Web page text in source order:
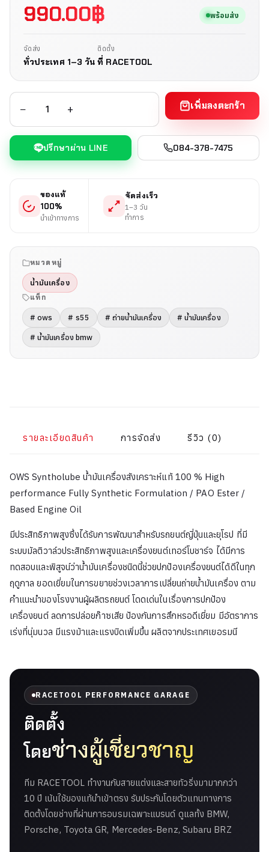
990.00฿ พร้อมส่ง
จัดส่ง
ทั่วประเทศ 1–3 วัน
ติดตั้ง
ที่ RACETOOL
− + เพิ่มลงตะกร้า
ปรึกษาผ่าน LINE 084-378-7475
ของแท้
100%
นำเข้าทางการ
จัดส่งเร็ว
1–3 วัน
ทำการ
หมวดหมู่
น้ำมันเครื่อง
แท็ก
# ows # s55 # ถ่ายน้ำมันเครื่อง # น้ำมันเครื่อง
# น้ำมันเครื่อง bmw
รายละเอียดสินค้า การจัดส่ง รีวิว (0)
OWS Syntholube น้ำมันเครื่องสังเคราะห์แท้ 100 % High
performance Fully Synthetic Formulation / PAO Ester /
Based Engine Oil
มีประสิทธิภาพสูงซึ่งได้รับการพัฒนาสำหรับรถยนต์ญี่ปุ่นและยุโรป ที่มี
ระบบมัลติวาล์วประสิทธิภาพสูงและเครื่องยนต์เทอร์โบชาร์จ ได้มีการ
ทดสอบและพิสูจน์ว่าน้ำมันเครื่องชนิดนี้ช่วยปกป้องเครื่องยนต์ได้ดีในทุก
ฤดูกาล ยอดเยี่ยมในการขยายช่วงเวลาการเปลี่ยนถ่ายน้ำมันเครื่อง ตาม
คำแนะนำของโรงงานผู้ผลิตรถยนต์ โดดเด่นในเรื่องการปกป้อง
เครื่องยนต์ ลดการปล่อยก๊าซเสีย ป้องกันการสึกหรอดีเยี่ยม มีอัตราการ
เร่งที่นุ่มนวล มีแรงม้าและแรงบิดเพิ่มขึ้น ผลิตจากประเทศเยอรมนี
RACETOOL PERFORMANCE GARAGE
ติดตั้ง
โดยช่างผู้เชี่ยวชาญ
ทีม RACETOOL ทำงานกับสายแต่งและสายทัวริ่งมามากกว่า
10 ปี เน้นใช้ของแท้นำเข้าตรง รับประกันโดยตัวแทนทางการ
ติดตั้งโดยช่างที่ผ่านการอบรมเฉพาะแบรนด์ ดูแลทั้ง BMW,
Porsche, Toyota GR, Mercedes-Benz, Subaru BRZ